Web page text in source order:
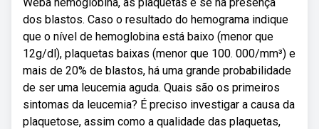
dos blastos. Caso o resultado do hemograma indique
que o nível de hemoglobina está baixo (menor que
12g/dl), plaquetas baixas (menor que 100. 000/mm³) e
mais de 20% de blastos, há uma grande probabilidade
de ser uma leucemia aguda. Quais são os primeiros
sintomas da leucemia? É preciso investigar a causa da
plaquetose, assim como a qualidade das plaquetas,